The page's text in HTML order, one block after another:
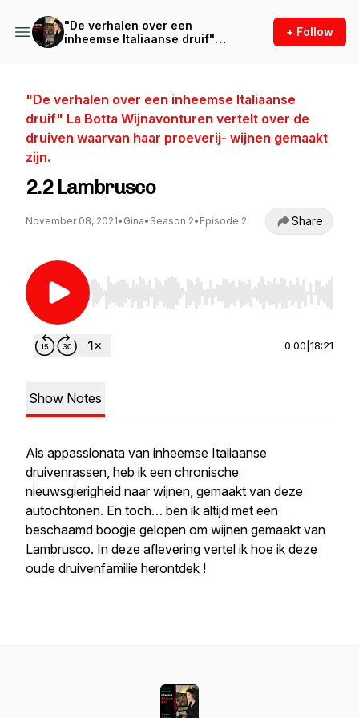
"De verhalen over een
inheemse Italiaanse druif"
wijnen gemaakt zijn.
+ Follow
"De verhalen over een inheemse Italiaanse
druif" La Botta Wijnavonturen vertelt over de
druiven waarvan haar proeverij- wijnen gemaakt
zijn.
2.2 Lambrusco
November 08, 2021• Gina• Season 2• Episode 2 Share
Use Left/Right to seek, Home/End to jump to
0:00 18:21
Show Notes
Als appassionata van inheemse Italiaanse
druivenrassen, heb ik een chronische
nieuwsgierigheid naar wijnen, gemaakt van deze
autochtonen. En toch… ben ik altijd met een
beschaamd boogje gelopen om wijnen gemaakt van
Lambrusco. In deze aflevering vertel ik hoe ik deze
oude druivenfamilie herontdek !